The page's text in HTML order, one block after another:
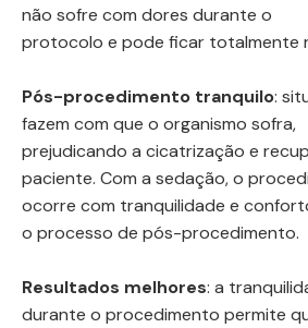
não sofre com dores durante o
protocolo e pode ficar totalmente
Pós-procedimento tranquilo:
fazem com que o organismo sofra,
prejudicando a cicatrização e
paciente. Com a sedação, o
ocorre com tranquilidade e
o processo de pós-procedimento.
Resultados melhores: a
durante o procedimento permite